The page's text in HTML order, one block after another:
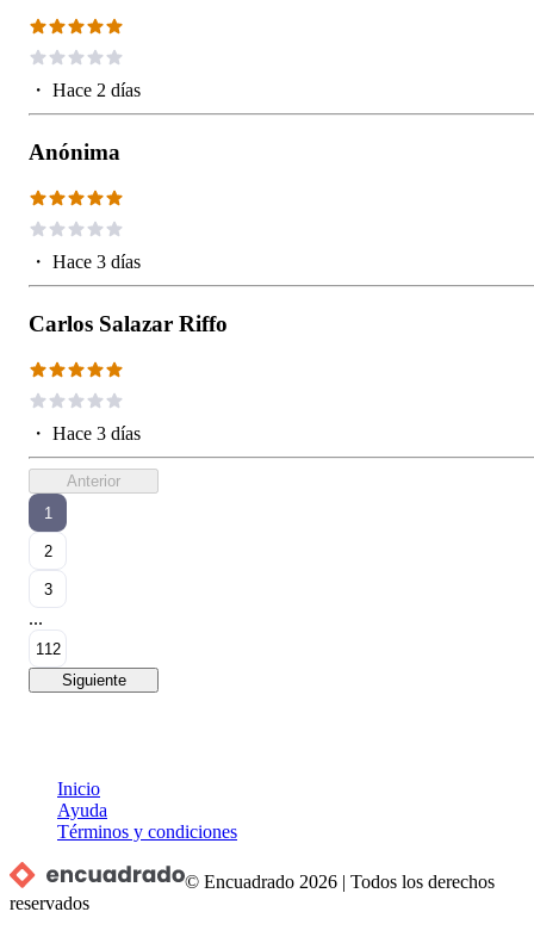
・ Hace 2 días
Anónima
・ Hace 3 días
Carlos Salazar Riffo
・ Hace 3 días
Anterior
1
2
3
...
112
Siguiente
Inicio
Ayuda
Términos y condiciones
© Encuadrado 2026 |Todos los derechos
reservados